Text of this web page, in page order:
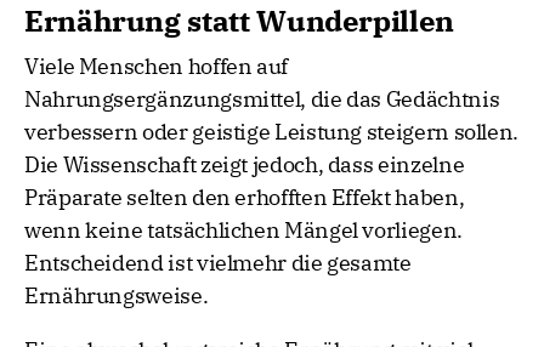
Ernährung statt Wunderpillen
Viele Menschen hoffen auf
Nahrungsergänzungsmittel, die das Gedächtnis
verbessern oder geistige Leistung steigern sollen.
Die Wissenschaft zeigt jedoch, dass einzelne
Präparate selten den erhofften Effekt haben,
wenn keine tatsächlichen Mängel vorliegen.
Entscheidend ist vielmehr die gesamte
Ernährungsweise.